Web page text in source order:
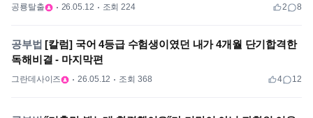
공룡탈출 26.05.12 조회 224 2 8
공부법 [칼럼] 국어 4등급 수험생이였던 내가 4개월 단기합격한
독해비결 - 마지막편
그란데사이즈 26.05.12 조회 368 4 12